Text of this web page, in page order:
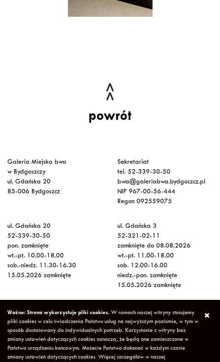
powrót
Galeria Miejska bwa
w Bydgoszczy
ul. Gdańska 20
85-006 Bydgoszcz
Sekretariat
tel. 52-339-30-50
bwa@galeriabwa.bydgoszcz.pl
NIP 967-00-56-444
Regon 092559075
ul. Gdańska 20
52-339-30-50
pon. zamknięte
wt.-pt. 10.00-18.00
sob.-niedz. 11.30-16.30
15.05.2026 zamknięte
ul. Gdańska 3
52-321-02-11
zamknięte do 08.08.2026
wt.-pt. 11.00-18.00
sob. 12.00-16.00
niedz.-pon. zamknięte
15.05.2026 zamknięte
Wstęp na wystawy
bezpłatny
Copyright © 2026 Galeria Miejska bwa w Bydgoszczy
Polityka
Prywatności
Deklaracja Dostępności
Mapa strony
Ważne: Strona wykorzystuje pliki cookies. W ramach naszej witryny stosujemy
pliki cookies w celu świadczenia Państwu usług na najwyższym poziomie, w tym w
sposób dostosowany do indywidualnych potrzeb. Korzystanie z witryny bez
zmiany ustawień dotyczących cookies oznacza, że będą one zamieszczane w
Państwa urządzeniu końcowym. Możecie Państwo dokonać w każdym czasie
zmiany ustawień dotyczących cookies. Więcej szczegółów w naszej